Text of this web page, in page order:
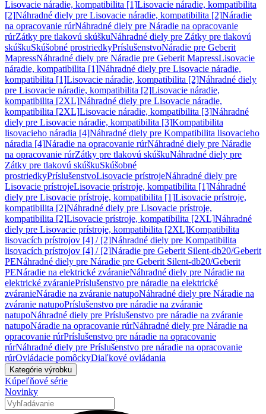
Lisovacie náradie, kompatibilita [1]Lisovacie náradie, kompatibilita
[2]Náhradné diely pre Lisovacie náradie, kompatibilita [2]Náradie
na opracovanie rúrNáhradné diely pre Náradie na opracovanie
rúrZátky pre tlakovú skúškuNáhradné diely pre Zátky pre tlakovú
skúškuSkúšobné prostriedkyPríslušenstvoNáradie pre Geberit
MapressNáhradné diely pre Náradie pre Geberit MapressLisovacie
náradie, kompatibilita [1]Náhradné diely pre Lisovacie náradie,
kompatibilita [1]Lisovacie náradie, kompatibilita [2]Náhradné diely
pre Lisovacie náradie, kompatibilita [2]Lisovacie náradie,
kompatibilita [2XL]Náhradné diely pre Lisovacie náradie,
kompatibilita [2XL]Lisovacie náradie, kompatibilita [3]Náhradné
diely pre Lisovacie náradie, kompatibilita [3]Kompatibilita
lisovacieho náradia [4]Náhradné diely pre Kompatibilita lisovacieho
náradia [4]Náradie na opracovanie rúrNáhradné diely pre Náradie
na opracovanie rúrZátky pre tlakovú skúškuNáhradné diely pre
Zátky pre tlakovú skúškuSkúšobné
prostriedkyPríslušenstvoLisovacie prístrojeNáhradné diely pre
Lisovacie prístrojeLisovacie prístroje, kompatibilita [1]Náhradné
diely pre Lisovacie prístroje, kompatibilita [1]Lisovacie prístroje,
kompatibilita [2]Náhradné diely pre Lisovacie prístroje,
kompatibilita [2]Lisovacie prístroje, kompatibilita [2XL]Náhradné
diely pre Lisovacie prístroje, kompatibilita [2XL]Kompatibilita
lisovacích prístrojov [4] / [2]Náhradné diely pre Kompatibilita
lisovacích prístrojov [4] / [2]Náradie pre Geberit Silent-db20/Geberit
PENáhradné diely pre Náradie pre Geberit Silent-db20/Geberit
PENáradie na elektrické zváranieNáhradné diely pre Náradie na
elektrické zváraniePríslušenstvo pre náradie na elektrické
zváranieNáradie na zváranie natupoNáhradné diely pre Náradie na
zváranie natupoPríslušenstvo pre náradie na zváranie
natupoNáhradné diely pre Príslušenstvo pre náradie na zváranie
natupoNáradie na opracovanie rúrNáhradné diely pre Náradie na
opracovanie rúrPríslušenstvo pre náradie na opracovanie
rúrNáhradné diely pre Príslušenstvo pre náradie na opracovanie
rúrOvládacie pomôckyDiaľkové ovládania
Kategórie výrobku
Kúpeľňové série
Novinky